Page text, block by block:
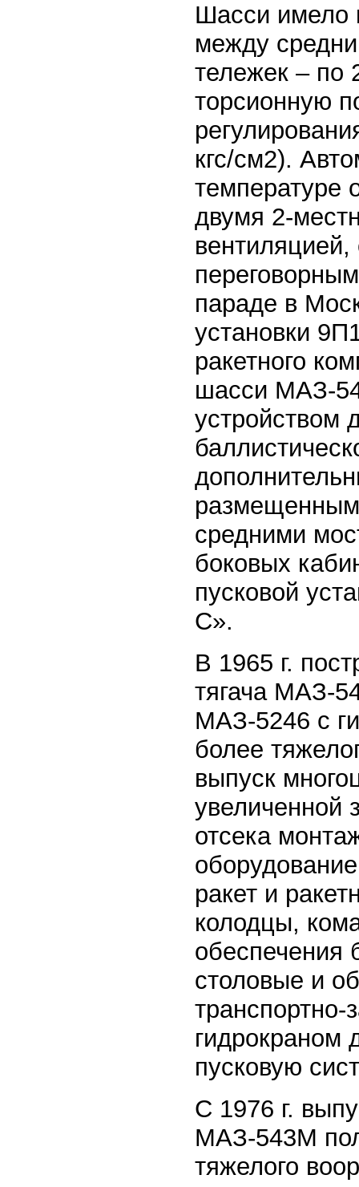
Шасси имело
между
тележек – по
торсионную
кгс/см2).
температуре
двумя 2-
параде в
установки
ракетного
шасси МАЗ-
устройством
средними
боковых
пусковой
С».
В 1965 г.
тягача МАЗ-
МАЗ-5246 с
более
выпуск
увеличенной
отсека
ракет и
колодцы,
обеспечения
столовые и
гидрокраном
пусковую
С 1976 г.
МАЗ-543М
тяжелого